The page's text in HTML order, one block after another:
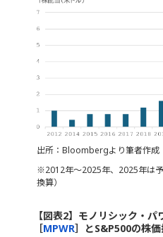
出所：Bloombergより筆者作成
※2012年～2025年、2025年は
換算）
【図表2】モノリシック・
［MPWR］とS&P500の株